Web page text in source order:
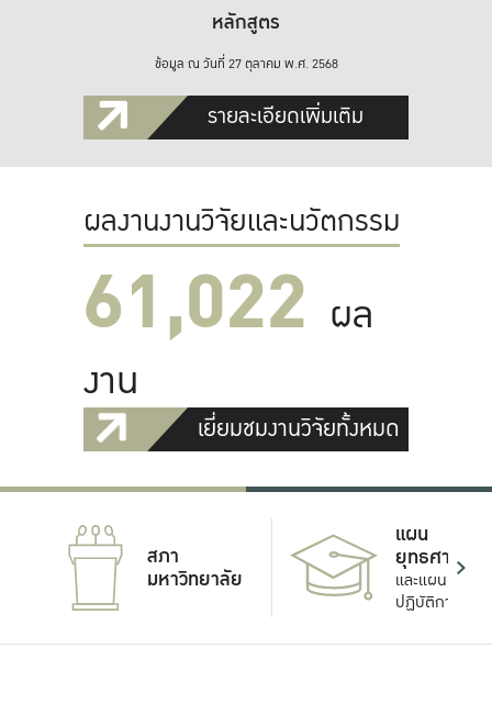
หลักสูตร
ข้อมูล ณ วันที่ 27 ตุลาคม พ.ศ. 2568
รายละเอียดเพิ่มเติม
ผลงานงานวิจัยและนวัตกรรม
61,022 ผล
งาน
เยี่ยมชมงานวิจัยทั้งหมด
สภา
มหาวิทยาลัย
แผน
ยุทธศาสตร์
และแผน
ปฏิบัติการ